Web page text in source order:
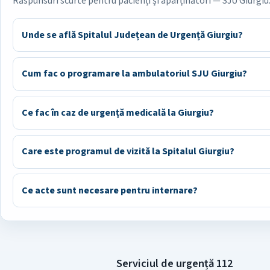
Unde se află Spitalul Județean de Urgență Giurgiu?
Cum fac o programare la ambulatoriul SJU Giurgiu?
Ce fac în caz de urgență medicală la Giurgiu?
Care este programul de vizită la Spitalul Giurgiu?
Ce acte sunt necesare pentru internare?
Serviciul de urgență 112